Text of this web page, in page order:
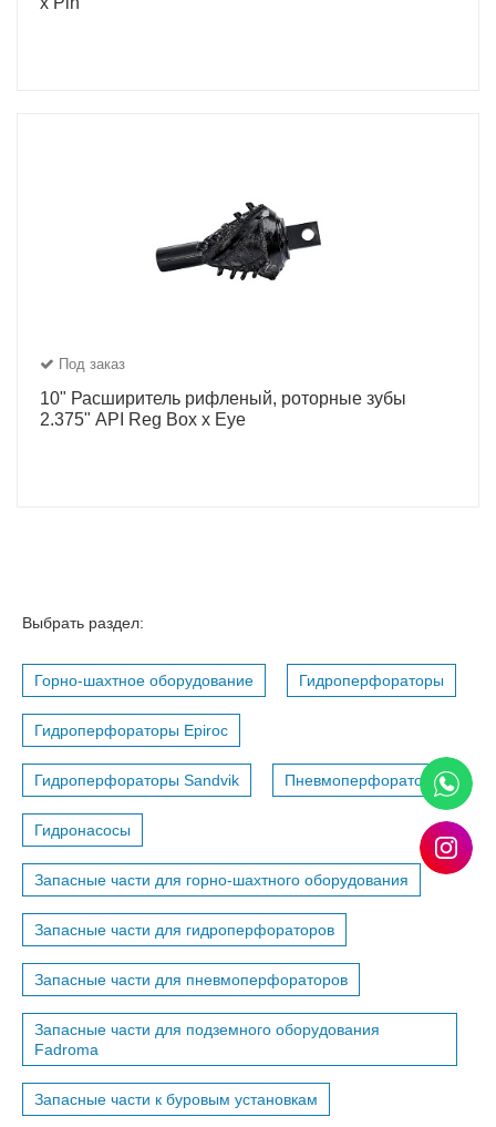
Под заказ
10" Расширитель рифленый, роторные зубы
2.375" API Reg Box x Eye
Выбрать раздел:
Горно-шахтное оборудование Гидроперфораторы
Гидроперфораторы Epiroc
Гидроперфораторы Sandvik Пневмоперфораторы
Гидронасосы
Запасные части для горно-шахтного оборудования
Запасные части для гидроперфораторов
Запасные части для пневмоперфораторов
Запасные части для подземного оборудования
Fadroma
Запасные части к буровым установкам